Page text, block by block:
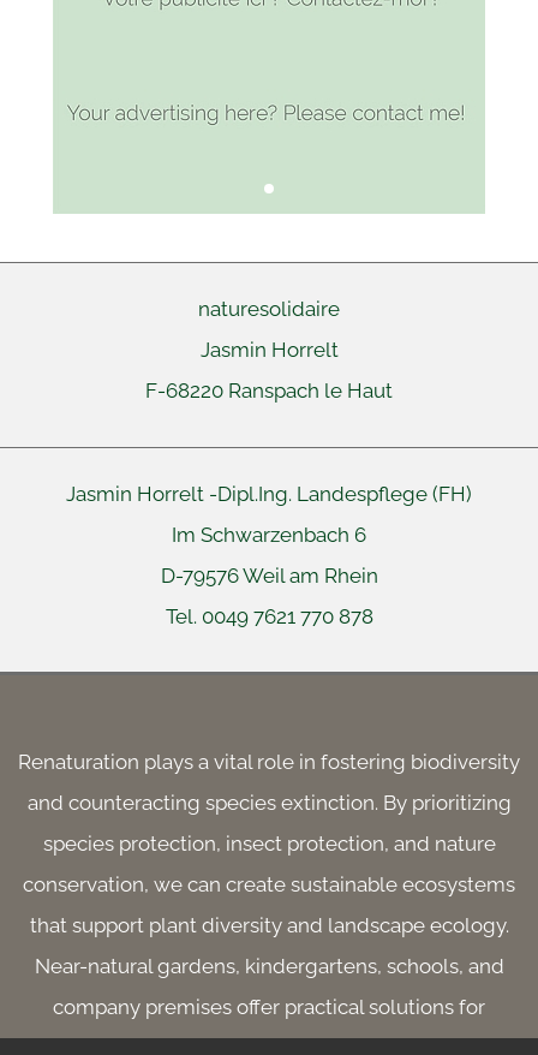
naturesolidaire
Jasmin Horrelt
F-68220 Ranspach le Haut
Jasmin Horrelt -Dipl.Ing. Landespflege (FH)
Im Schwarzenbach 6
D-79576 Weil am Rhein
Tel. 0049 7621 770 878
Renaturation plays a vital role in fostering biodiversity
and counteracting species extinction. By prioritizing
species protection, insect protection, and nature
conservation, we can create sustainable ecosystems
that support plant diversity and landscape ecology.
Near-natural gardens, kindergartens, schools, and
company premises offer practical solutions for